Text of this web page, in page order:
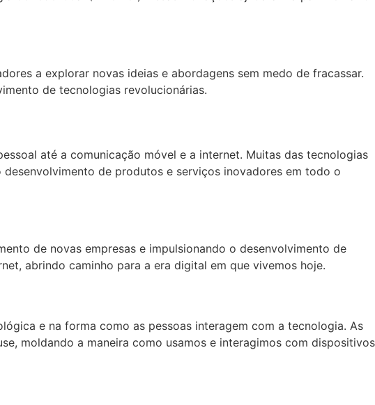
a explorar novas ideias e abordagens sem medo de fracassar.
de tecnologias revolucionárias.
até a comunicação móvel e a internet. Muitas das tecnologias
de produtos e serviços inovadores em todo o
de novas empresas e impulsionando o desenvolvimento de
abrindo caminho para a era digital em que vivemos hoje.
e na forma como as pessoas interagem com a tecnologia. As
moldando a maneira como usamos e interagimos com dispositivos